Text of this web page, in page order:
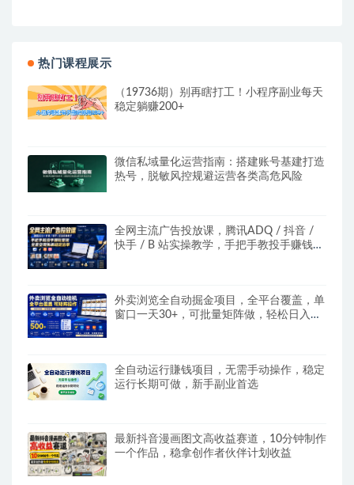
热门课程展示
（19736期）别再瞎打工！小程序副业每天
稳定躺赚200+
微信私域量化运营指南：搭建账号基建打造
热号，脱敏风控规避运营各类高危风险
全网主流广告投放课，腾讯ADQ / 抖音 /
快手 / B 站实操教学，手把手教投手赚钱变
外卖浏览全自动掘金项目，全平台覆盖，单
窗口一天30+，可批量矩阵做，轻松日入
全自动运行賺钱项目，无需手动操作，稳定
运行长期可做，新手副业首选
最新抖音漫画图文高收益赛道，10分钟制作
一个作品，稳拿创作者伙伴计划收益